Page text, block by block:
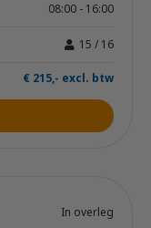
08:00 - 16:00
15 / 16
€ 215,- excl. btw
In overleg